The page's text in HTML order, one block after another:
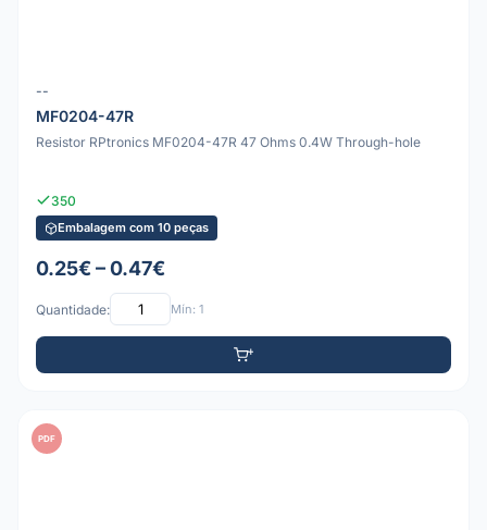
--
MF0204-47R
Resistor RPtronics MF0204-47R 47 Ohms 0.4W Through-hole
350
Embalagem com 10 peças
0.25€ – 0.47€
Quantidade: Mín: 1
PDF